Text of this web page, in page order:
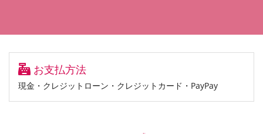
お支払方法
現金・クレジットローン・クレジットカード・PayPay